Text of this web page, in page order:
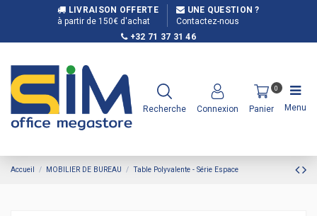
LIVRAISON OFFERTE
à partir de 150€ d'achat
UNE QUESTION ?
Contactez-nous
+32 71 37 31 46
Recherche Connexion
0
Panier Menu
Accueil MOBILIER DE BUREAU Table Polyvalente - Série Espace